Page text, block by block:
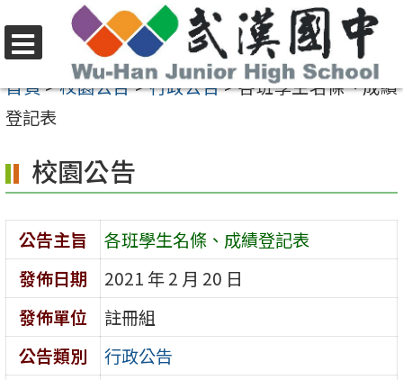
至
要
容
區
選
單
首頁>校園公告>行政公告>各班學生名條、成績
登記表
校園公告
公告主旨
各班學生名條、成績登記表
發佈日期
2021 年 2 月 20 日
發佈單位
註冊組
公告類別
行政公告